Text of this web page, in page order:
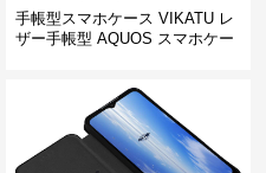
手帳型スマホケース VIKATU レ
ザー手帳型 AQUOS スマホケー